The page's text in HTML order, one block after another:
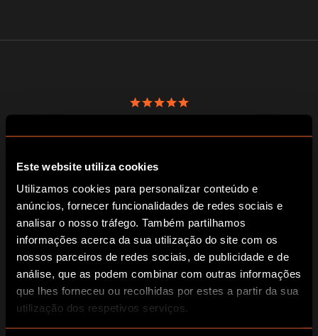
Este website utiliza cookies
Utilizamos cookies para personalizar conteúdo e
anúncios, fornecer funcionalidades de redes sociais e
analisar o nosso tráfego. Também partilhamos
informações acerca da sua utilização do site com os
nossos parceiros de redes sociais, de publicidade e de
análise, que as podem combinar com outras informações
que lhes forneceu ou recolhidas por estes a partir da sua
utilização dos respetivos serviços.
sociedade secreta. É um puzzle difícil de começar, mas
bem estruturado e com enigmas imaginativos. Foi uma
noite divertida e desafiante, dava vontade de continuar a
Seaside61884816252